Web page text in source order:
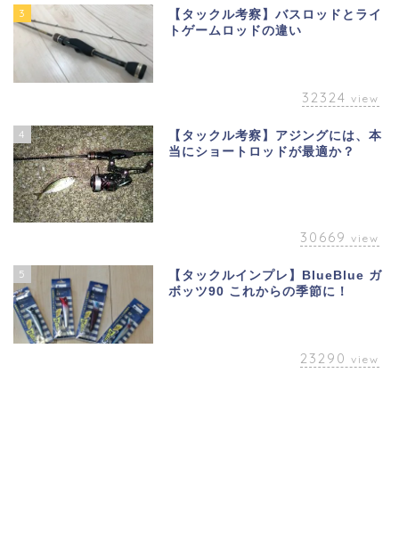
3
【タックル考察】バスロッドとライ
トゲームロッドの違い
32324 view
4
【タックル考察】アジングには、本
当にショートロッドが最適か？
30669 view
5
【タックルインプレ】BlueBlue ガ
ボッツ90 これからの季節に！
23290 view